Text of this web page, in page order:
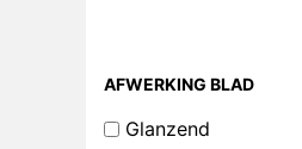
AFWERKING BLAD
Glanzend